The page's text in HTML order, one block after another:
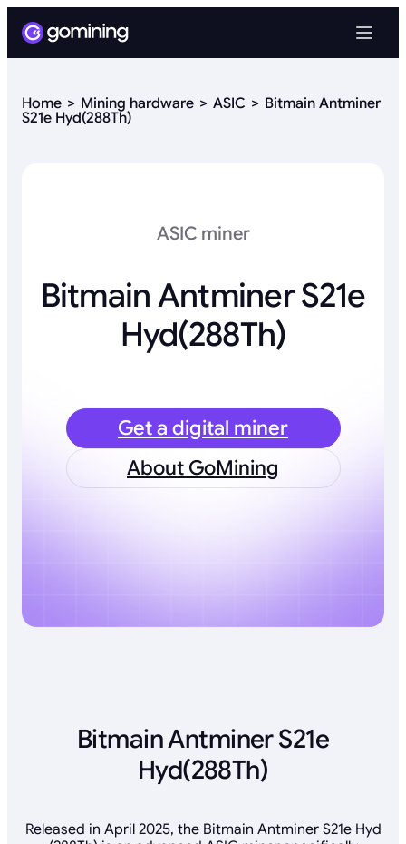
Home Mining hardware ASIC
Bitmain Antminer
S21e Hyd(288Th)
ASIC miner
Bitmain Antminer S21e
Hyd(288Th)
Get a digital miner
About GoMining
Bitmain Antminer S21e
Hyd(288Th)
Released in April 2025, the Bitmain Antminer S21e Hyd